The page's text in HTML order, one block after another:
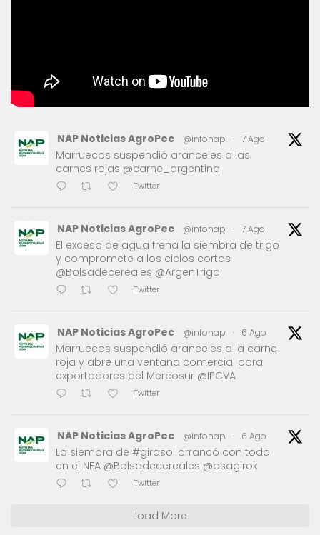
NAP Noticias AgroPec @infonap · 7 Ago
Marruecos suspendió aranceles a las
carnes rojas @carne_argentina
Twitter
NAP Noticias AgroPec @infonap · 7 Ago
El exceso de agua frena la siembra de trigo
y compromete a los ciclos cortos
@Bolsadecereales @ArgenTrigo
Twitter
NAP Noticias AgroPec @infonap · 6 Ago
Marruecos suspendió aranceles a la carne
roja y abre una ventana comercial para
exportadores del Mercosur @IPCVA
Twitter
NAP Noticias AgroPec @infonap · 6 Ago
La siembra de #girasol arrancó con todo
en el NEA @Bolsadecereales @asagirok
Twitter
Load More